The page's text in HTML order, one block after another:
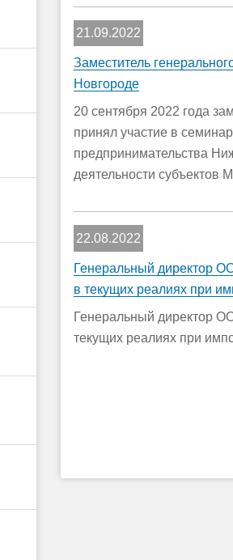
21.09.2022
Заместитель
Новгороде
20 сентября 2022 года
принял участие в
предпринимательства
деятельности
22.08.2022
Генеральный директор
в текущих реалиях при
Генеральный директор
текущих реалиях при